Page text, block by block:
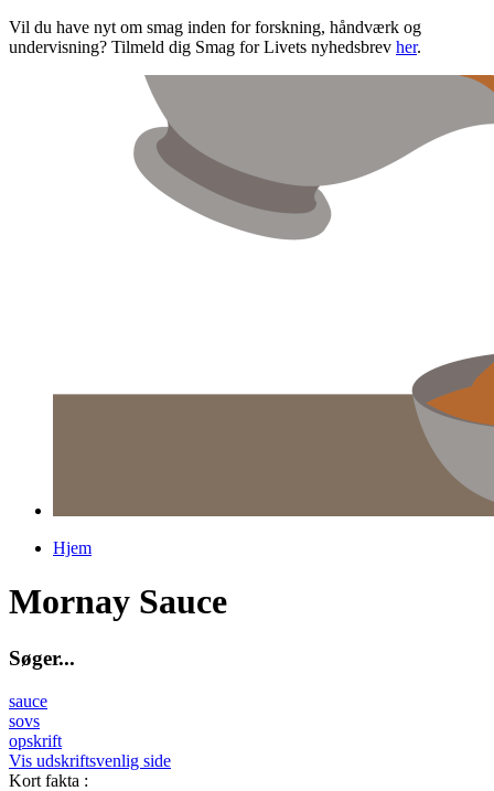
Vil du have nyt om smag inden for forskning, håndværk og
undervisning? Tilmeld dig Smag for Livets nyhedsbrev her.
Hjem
Mornay Sauce
Søger...
sauce
sovs
opskrift
Vis udskriftsvenlig side
Kort fakta :